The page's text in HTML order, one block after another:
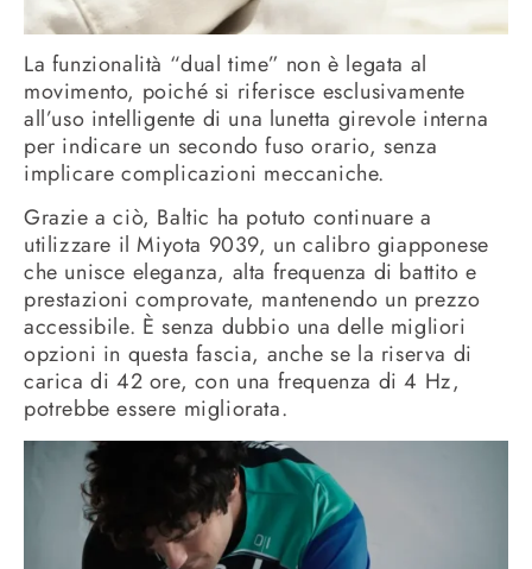
La funzionalità “dual time” non è legata al
movimento, poiché si riferisce esclusivamente
all’uso intelligente di una lunetta girevole interna
per indicare un secondo fuso orario, senza
implicare complicazioni meccaniche.
Grazie a ciò, Baltic ha potuto continuare a
utilizzare il Miyota 9039, un calibro giapponese
che unisce eleganza, alta frequenza di battito e
prestazioni comprovate, mantenendo un prezzo
accessibile. È senza dubbio una delle migliori
opzioni in questa fascia, anche se la riserva di
carica di 42 ore, con una frequenza di 4 Hz,
potrebbe essere migliorata.